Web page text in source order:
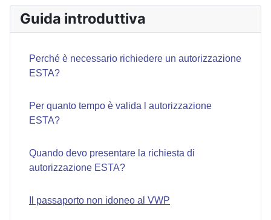
Guida introduttiva
Perché è necessario richiedere un autorizzazione
ESTA?
Per quanto tempo è valida l autorizzazione
ESTA?
Quando devo presentare la richiesta di
autorizzazione ESTA?
Il passaporto non idoneo al VWP